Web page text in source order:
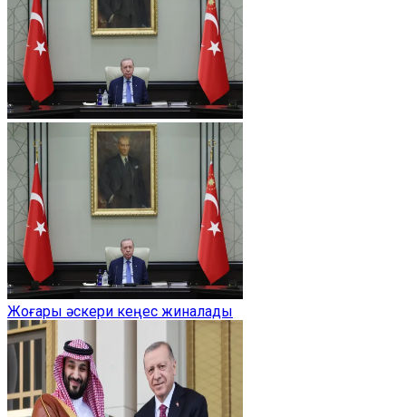
Жоғары әскери кеңес жиналады